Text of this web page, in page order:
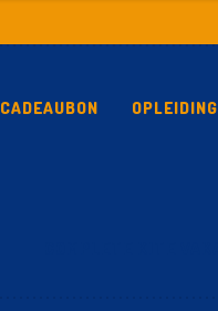
CADEAUBON OPLEIDING